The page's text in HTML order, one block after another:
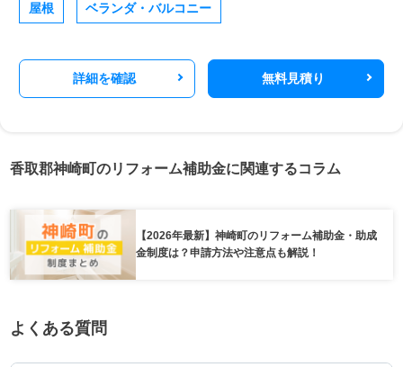
屋根 ベランダ・バルコニー
詳細を確認 無料見積り
香取郡神崎町のリフォーム補助金に関連するコラム
【2026年最新】神崎町のリフォーム補助金・助成
金制度は？申請方法や注意点も解説！
よくある質問